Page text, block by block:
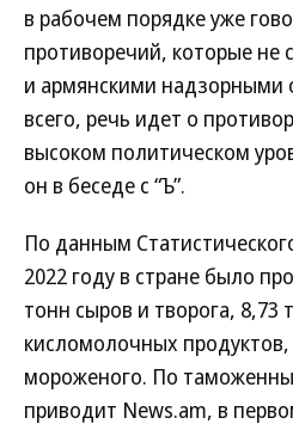
в рабочем порядке уже
противоречий, которые не
и армянскими надзорными
всего, речь идет о
высоком политическом
он в беседе с “Ъ”.
По данным
2022 году в стране было
тонн сыров и творога, 8,73
кисломолочных
мороженого. По
приводит News.am, в